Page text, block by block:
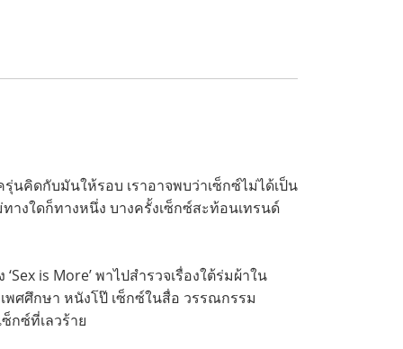
นคิดกับมันให้รอบ เราอาจพบว่าเซ็กซ์ไม่ได้เป็น
างใดก็ทางหนึ่ง บางครั้งเซ็กซ์สะท้อนเทรนด์
is More’ พาไปสำรวจเรื่องใต้ร่มผ้าใน
พศศึกษา หนังโป๊ เซ็กซ์ในสื่อ วรรณกรรม
กซ์ที่เลวร้าย